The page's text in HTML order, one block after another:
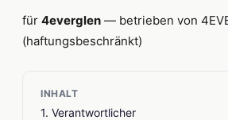
für 4everglen — betrieben von
(haftungsbeschränkt)
INHALT
1. Verantwortlicher